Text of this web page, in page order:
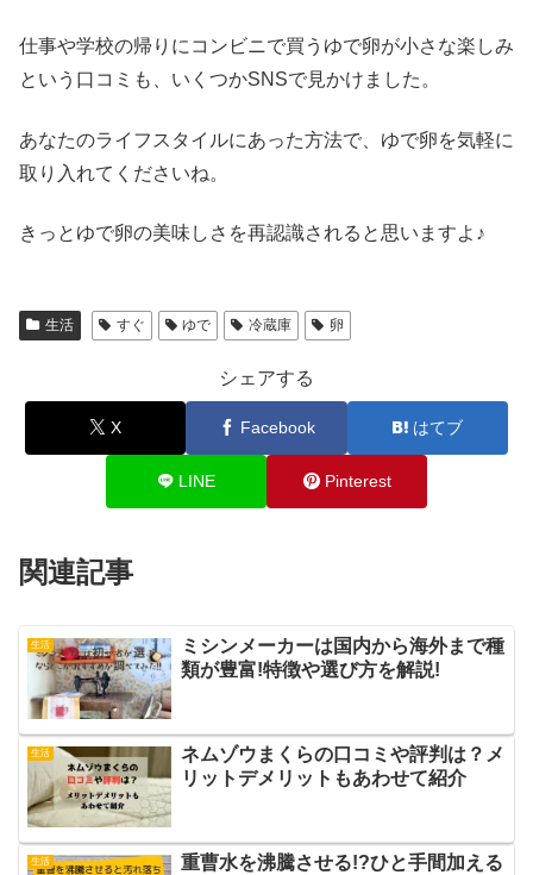
仕事や学校の帰りにコンビニで買うゆで卵が小さな楽しみ
という口コミも、いくつかSNSで見かけました。
あなたのライフスタイルにあった方法で、ゆで卵を気軽に
取り入れてくださいね。
きっとゆで卵の美味しさを再認識されると思いますよ♪
生活 すぐ ゆで 冷蔵庫 卵
シェアする
X Facebook はてブ
LINE Pinterest
関連記事
生活
ミシンメーカーは国内から海外まで種
類が豊富!特徴や選び方を解説!
生活
ネムゾウまくらの口コミや評判は？メ
リットデメリットもあわせて紹介
生活
重曹水を沸騰させる!?ひと手間加える